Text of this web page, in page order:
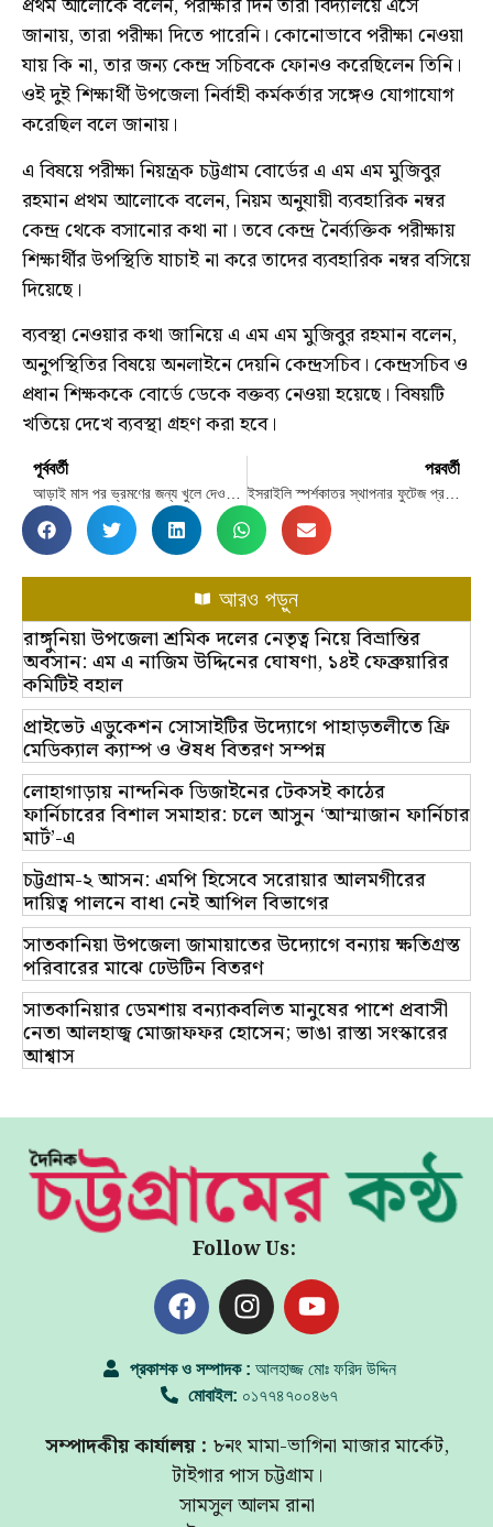
প্রথম আলোকে বলেন, পরীক্ষার দিন তারা বিদ্যালয়ে এসে
জানায়, তারা পরীক্ষা দিতে পারেনি। কোনোভাবে পরীক্ষা নেওয়া
যায় কি না, তার জন্য কেন্দ্র সচিবকে ফোনও করেছিলেন তিনি।
ওই দুই শিক্ষার্থী উপজেলা নির্বাহী কর্মকর্তার সঙ্গেও যোগাযোগ
করেছিল বলে জানায়।
এ বিষয়ে পরীক্ষা নিয়ন্ত্রক চট্টগ্রাম বোর্ডের এ এম এম মুজিবুর
রহমান প্রথম আলোকে বলেন, নিয়ম অনুযায়ী ব্যবহারিক নম্বর
কেন্দ্র থেকে বসানোর কথা না। তবে কেন্দ্র নৈর্ব্যক্তিক পরীক্ষায়
শিক্ষার্থীর উপস্থিতি যাচাই না করে তাদের ব্যবহারিক নম্বর বসিয়ে
দিয়েছে।
ব্যবস্থা নেওয়ার কথা জানিয়ে এ এম এম মুজিবুর রহমান বলেন,
অনুপস্থিতির বিষয়ে অনলাইনে দেয়নি কেন্দ্রসচিব। কেন্দ্রসচিব ও
প্রধান শিক্ষককে বোর্ডে ডেকে বক্তব্য নেওয়া হয়েছে। বিষয়টি
খতিয়ে দেখে ব্যবস্থা গ্রহণ করা হবে।
পূর্ববর্তী পরবর্তী
ইসরাইলি স্পর্শকাতর স্থাপনার ফুটেজ প্রকাশ হিজবুল্লাহর
আরও পড়ুন
রাঙ্গুনিয়া উপজেলা শ্রমিক দলের নেতৃত্ব নিয়ে বিভ্রান্তির
অবসান: এম এ নাজিম উদ্দিনের ঘোষণা, ১৪ই ফেব্রুয়ারির
কমিটিই বহাল
প্রাইভেট এডুকেশন সোসাইটির উদ্যোগে পাহাড়তলীতে ফ্রি
মেডিক্যাল ক্যাম্প ও ঔষধ বিতরণ সম্পন্ন
লোহাগাড়ায় নান্দনিক ডিজাইনের টেকসই কাঠের
ফার্নিচারের বিশাল সমাহার: চলে আসুন ‘আম্মাজান ফার্নিচার
মার্ট’-এ
চট্টগ্রাম-২ আসন: এমপি হিসেবে সরোয়ার আলমগীরের
দায়িত্ব পালনে বাধা নেই আপিল বিভাগের
সাতকানিয়া উপজেলা জামায়াতের উদ্যোগে বন্যায় ক্ষতিগ্রস্ত
পরিবারের মাঝে ঢেউটিন বিতরণ
সাতকানিয়ার ডেমশায় বন্যাকবলিত মানুষের পাশে প্রবাসী
নেতা আলহাজ্ব মোজাফফর হোসেন; ভাঙা রাস্তা সংস্কারের
আশ্বাস
Follow Us:
প্রকাশক ও সম্পাদক : আলহাজ্জ মোঃ ফরিদ উদ্দিন
মোবাইল: ০১৭৭৪৭০০৪৬৭
সম্পাদকীয় কার্যালয় : ৮নং মামা-ভাগিনা মাজার মার্কেট,
টাইগার পাস চট্টগ্রাম।
সামসুল আলম রানা